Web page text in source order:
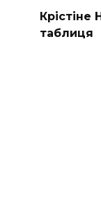
Крістіне
таблиця